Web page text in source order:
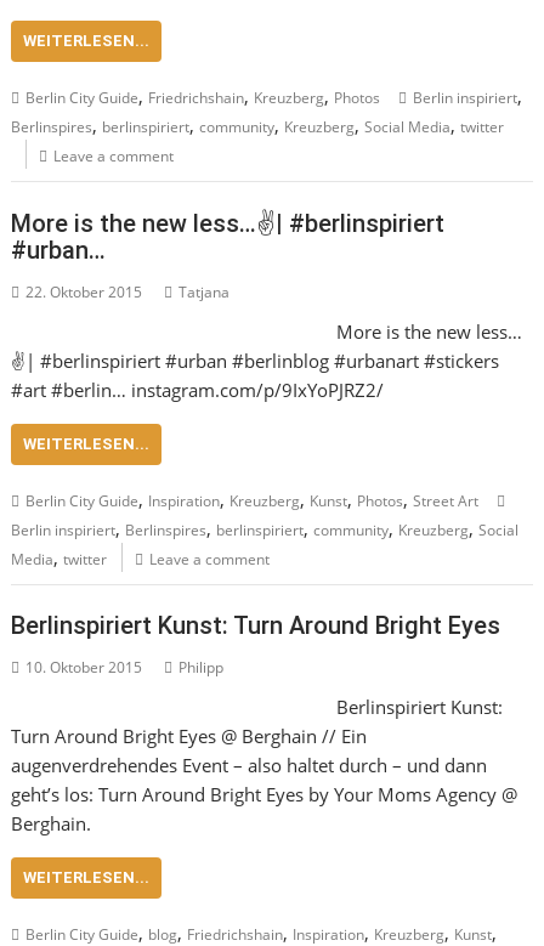
WEITERLESEN...
Berlin City Guide, Friedrichshain, Kreuzberg, Photos Berlin inspiriert,
Berlinspires, berlinspiriert,community, Kreuzberg,Social Media,twitter
Leave a comment
More is the new less…✌️| #berlinspiriert
#urban…
22. Oktober 2015 Tatjana
More is the new less…
✌️| #berlinspiriert #urban #berlinblog #urbanart #stickers
#art #berlin… instagram.com/p/9IxYoPJRZ2/
WEITERLESEN...
Berlin City Guide, Inspiration, Kreuzberg, Kunst, Photos,Street Art
Berlin inspiriert, Berlinspires, berlinspiriert,community, Kreuzberg,Social
Media,twitter Leave a comment
Berlinspiriert Kunst: Turn Around Bright Eyes
10. Oktober 2015 Philipp
Berlinspiriert Kunst:
Turn Around Bright Eyes @ Berghain // Ein
augenverdrehendes Event – also haltet durch – und dann
geht’s los: Turn Around Bright Eyes by Your Moms Agency @
Berghain.
WEITERLESEN...
Berlin City Guide, blog, Friedrichshain, Inspiration, Kreuzberg, Kunst,